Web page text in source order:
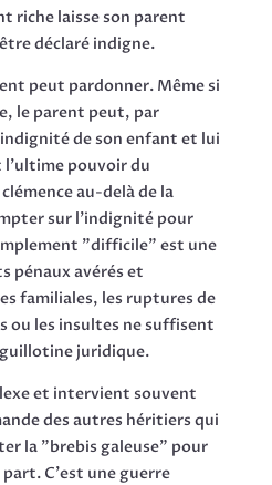
riche laisse son parent
déclaré indigne.
peut pardonner. Même si
le parent peut, par
de son enfant et lui
l'ultime pouvoir du
au-delà de la
sur l'indignité pour
"difficile" est une
pénaux avérés et
familiales, les ruptures de
ou les insultes ne suffisent
juridique.
et intervient souvent
des autres héritiers qui
la "brebis galeuse" pour
C'est une guerre